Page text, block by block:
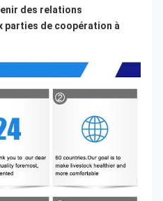
des relations
parties de coopération à